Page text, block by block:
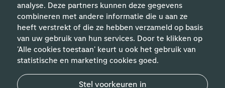
analyse. Deze partners kunnen deze gegevens
combineren met andere informatie die u aan ze
heeft verstrekt of die ze hebben verzameld op basis
van uw gebruik van hun services. Door te klikken op
'Alle cookies toestaan' keurt u ook het gebruik van
statistische en marketing cookies goed.
Stel voorkeuren in
Handige links
Vakgebieden
Contact